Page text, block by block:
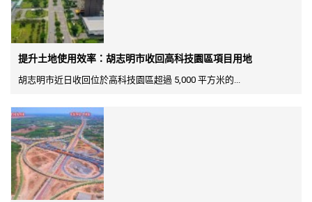
提升土地使用效率：胡志明市收回高科技園區項目用地
胡志明市近日收回位於高科技園區超過 5,000 平方米的...